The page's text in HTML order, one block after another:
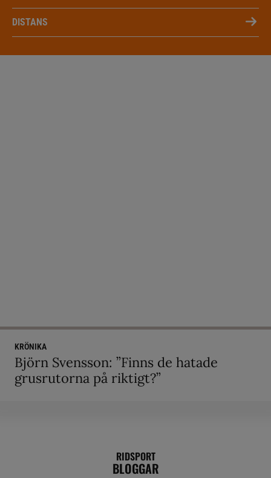
DISTANS
KRÖNIKA
Björn Svensson: ”Finns de hatade
grusrutorna på riktigt?”
RIDSPORT
BLOGGAR